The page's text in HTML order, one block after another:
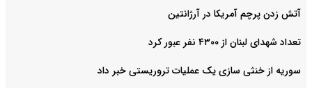
آتش زدن پرچم آمریکا در آرژانتین
تعداد شهدای لبنان از ۴۳۰۰ نفر عبور کرد
سوریه از خنثی سازی یک عملیات تروریستی خبر داد